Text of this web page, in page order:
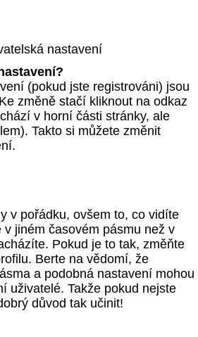
nastavení
(pokud jste registrováni) jsou
změně stačí kliknout na odkaz
v horní části stránky, ale
Takto si můžete změnit
v pořádku, ovšem to, co vidíte
v jiném časovém pásmu než v
Pokud je to tak, změňte
Berte na vědomí, že
a podobná nastavení mohou
uživatelé. Takže pokud nejste
důvod tak učinit!